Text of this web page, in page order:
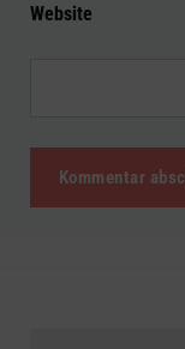
Website